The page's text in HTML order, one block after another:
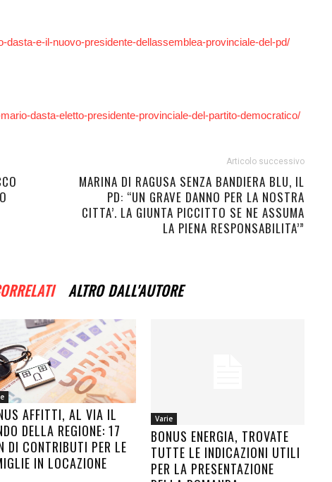
dasta-e-il-nuovo-presidente-dellassemblea-provinciale-del-pd/
dasta-eletto-presidente-provinciale-del-partito-democratico/
Articolo successivo
MARINA DI RAGUSA SENZA BANDIERA BLU, IL
PD: “UN GRAVE DANNO PER LA NOSTRA
CITTA’. LA GIUNTA PICCITTO SE NE ASSUMA
LA PIENA RESPONSABILITA’”
ALTRO DALL'AUTORE
AFFITTI, AL VIA IL
DELLA REGIONE: 17
DI CONTRIBUTI PER LE
IN LOCAZIONE
Varie
BONUS ENERGIA, TROVATE
TUTTE LE INDICAZIONI UTILI
PER LA PRESENTAZIONE